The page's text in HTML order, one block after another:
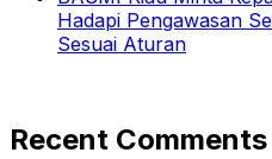
Hadapi Pengawasan
Sesuai Aturan
Recent Comments